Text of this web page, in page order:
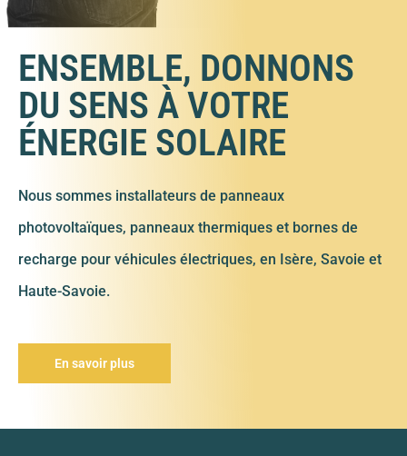
ENSEMBLE, DONNONS
DU SENS À VOTRE
ÉNERGIE SOLAIRE
Nous sommes installateurs de panneaux
photovoltaïques, panneaux thermiques et bornes de
recharge pour véhicules électriques, en Isère, Savoie et
Haute-Savoie.
En savoir plus